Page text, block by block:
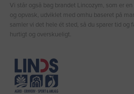
Vi står også bag brandet Lincozym, som er
og opvask, udviklet med omhu baseret på
samler vi det hele ét sted, så du sparer tid og
hurtigt og overskueligt.